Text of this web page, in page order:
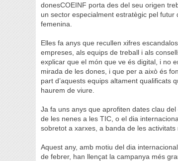
donesCOEINF porta des del seu origen
un sector especialment estratègic pel futur
femenina.
Elles fa anys que recullen xifres
empreses, als equips de treball i als
explicar que el món que ve és digital, i no
mirada de les dones, i que per a això és
part d’aquests equips altament qualificats
haurem de viure.
Ja fa uns anys que aprofiten dates clau
de les nenes a les TIC, o el dia
sobretot a xarxes, a banda de les activitats
Aquest any, amb motiu del dia
de febrer, han llençat la campanya més